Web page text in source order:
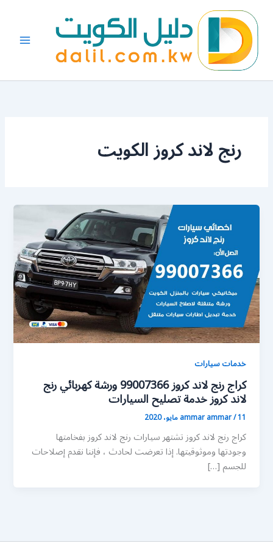
المحتوى
رنج لاند كروز الكويت
خدمات سيارات
كراج رنج لاند كروز 99007366 ورشة كهربائي رنج
لاند كروز خدمة تصليح السيارات
ammar ammar/11 مايو، 2020
كراج رنج لاند كروز تشتهر سيارات رنج لاند كروز بفخامتها
وجودتها وموثوقيتها. إذا تعرضت لحادث ، فإننا نقدم إصلاحات
للجسم […]